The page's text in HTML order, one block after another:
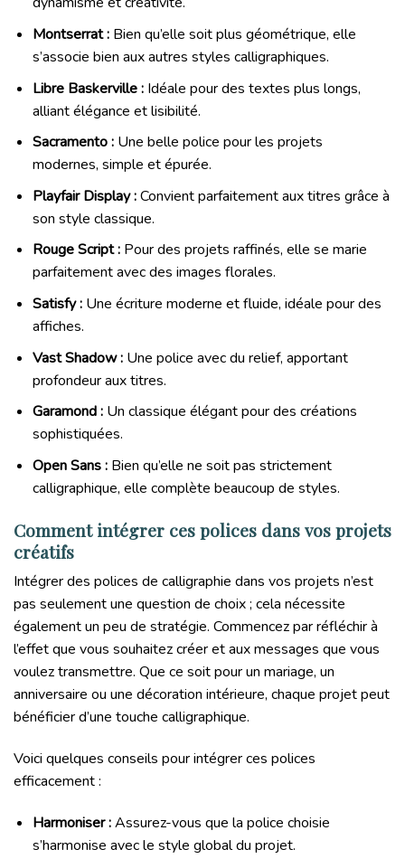
Montserrat :Bien qu’elle soit plus géométrique, elle
s’associe bien aux autres styles calligraphiques.
Libre Baskerville :Idéale pour des textes plus longs,
alliant élégance et lisibilité.
Sacramento :Une belle police pour les projets
modernes, simple et épurée.
Playfair Display :Convient parfaitement aux titres grâce à
son style classique.
Rouge Script :Pour des projets raffinés, elle se marie
parfaitement avec des images florales.
Satisfy :Une écriture moderne et fluide, idéale pour des
affiches.
Vast Shadow :Une police avec du relief, apportant
profondeur aux titres.
Garamond :Un classique élégant pour des créations
sophistiquées.
Open Sans :Bien qu’elle ne soit pas strictement
calligraphique, elle complète beaucoup de styles.
Comment intégrer ces polices dans vos projets
créatifs
Intégrer des polices de calligraphie dans vos projets n’est
pas seulement une question de choix ; cela nécessite
également un peu de stratégie. Commencez par réfléchir à
l’effet que vous souhaitez créer et aux messages que vous
voulez transmettre. Que ce soit pour un mariage, un
anniversaire ou une décoration intérieure, chaque projet peut
bénéficier d’une touche calligraphique.
Voici quelques conseils pour intégrer ces polices
efficacement :
Harmoniser :Assurez-vous que la police choisie
s’harmonise avec le style global du projet.